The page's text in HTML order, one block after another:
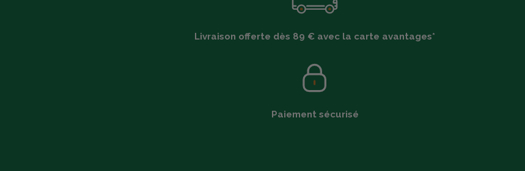
Livraison offerte dès 89 € avec la carte avantages*
Paiement sécurisé